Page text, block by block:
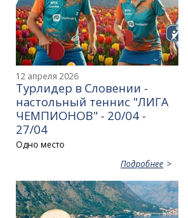
12 апреля 2026
Турлидер в Словении -
настольный теннис "ЛИГА
ЧЕМПИОНОВ" - 20/04 -
27/04
Одно место
Подробнее